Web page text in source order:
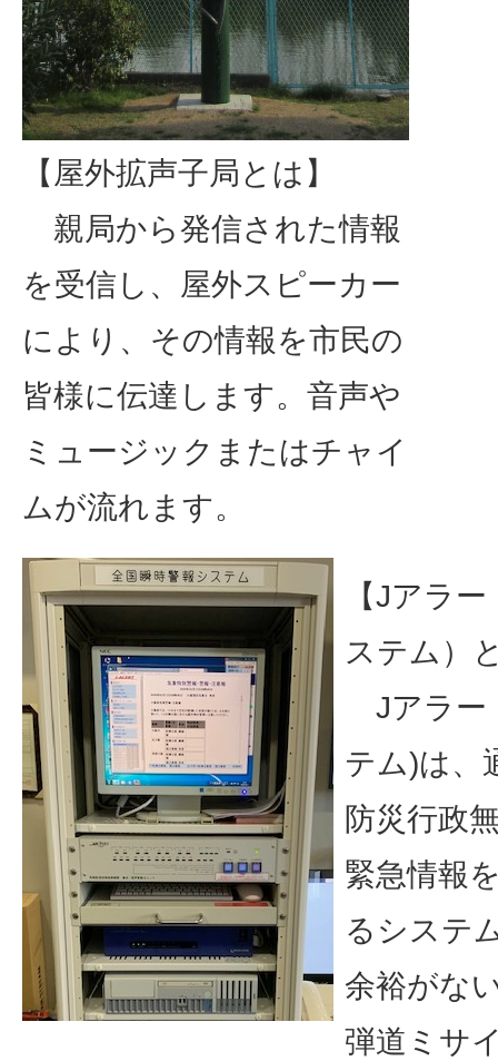
【屋外拡声子局とは】
親局から発信された情報
を受信し、屋外スピーカー
により、その情報を市民の
皆様に伝達します。音声や
ミュージックまたはチャイ
ムが流れます。
【Jアラ
ステム）
Jアラー
テム)は、
防災行政
緊急情報
るシステ
余裕がな
弾道ミサ